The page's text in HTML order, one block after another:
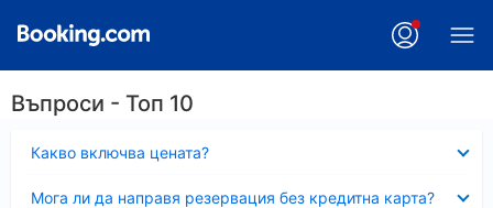
Въпроси - Топ 10
Какво включва цената?
Мога ли да направя резервация без кредитна карта?